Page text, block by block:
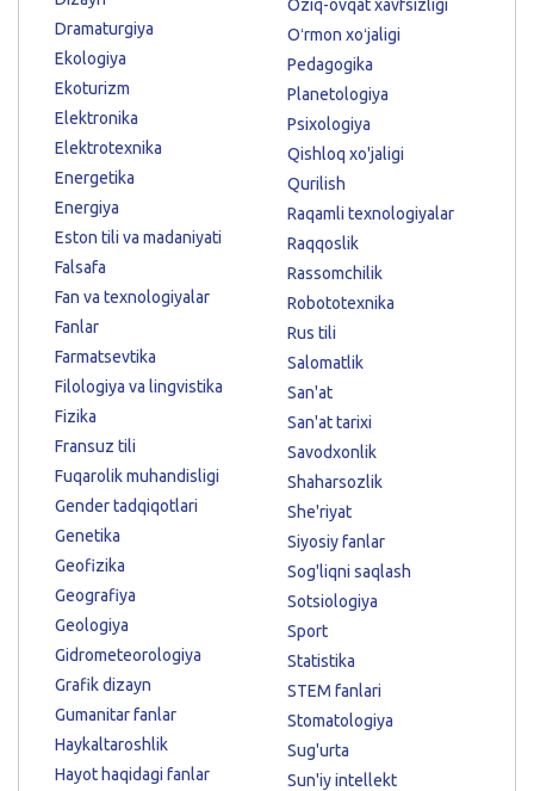
Dramaturgiya
Ekologiya
Ekoturizm
Elektronika
Elektrotexnika
Energetika
Energiya
Eston tili va madaniyati
Falsafa
Fan va texnologiyalar
Fanlar
Farmatsevtika
Filologiya va lingvistika
Fizika
Fransuz tili
Fuqarolik muhandisligi
Gender tadqiqotlari
Genetika
Geofizika
Geografiya
Geologiya
Gidrometeorologiya
Grafik dizayn
Gumanitar fanlar
Haykaltaroshlik
Hayot haqidagi fanlar
Oziq-ovqat xavfsizligi
Oʻrmon xoʻjaligi
Pedagogika
Planetologiya
Psixologiya
Qishloq xo'jaligi
Qurilish
Raqamli texnologiyalar
Raqqoslik
Rassomchilik
Robototexnika
Rus tili
Salomatlik
San'at
San'at tarixi
Savodxonlik
Shaharsozlik
She'riyat
Siyosiy fanlar
Sog'liqni saqlash
Sotsiologiya
Sport
Statistika
STEM fanlari
Stomatologiya
Sug'urta
Sun'iy intellekt